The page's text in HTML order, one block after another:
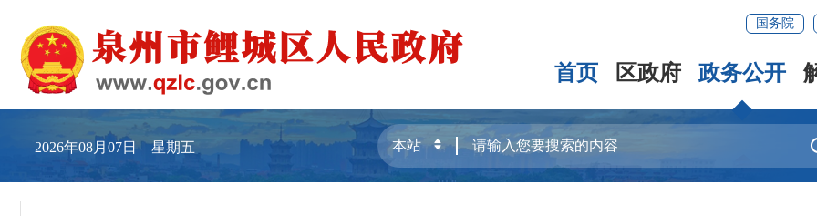
国务院
首页 区政府 政务公开
2026年08月07日 星期五